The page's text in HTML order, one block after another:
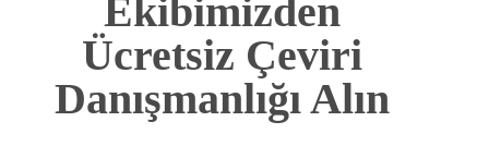
Ekibimizden
Ücretsiz Çeviri
Danışmanlığı Alın